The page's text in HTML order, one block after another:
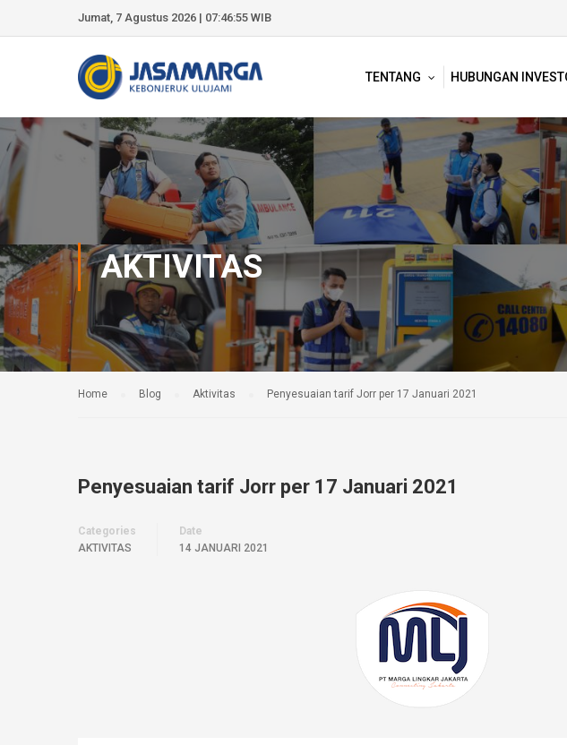
Jumat, 7 Agustus 2026 | 07:46:56 WIB
TENTANG HUBUNGAN
AKTIVITAS
Home Blog Aktivitas Penyesuaian tarif Jorr per 17 Januari 2021
Penyesuaian tarif Jorr per 17 Januari 2021
Categories
AKTIVITAS
Date
14 JANUARI 2021